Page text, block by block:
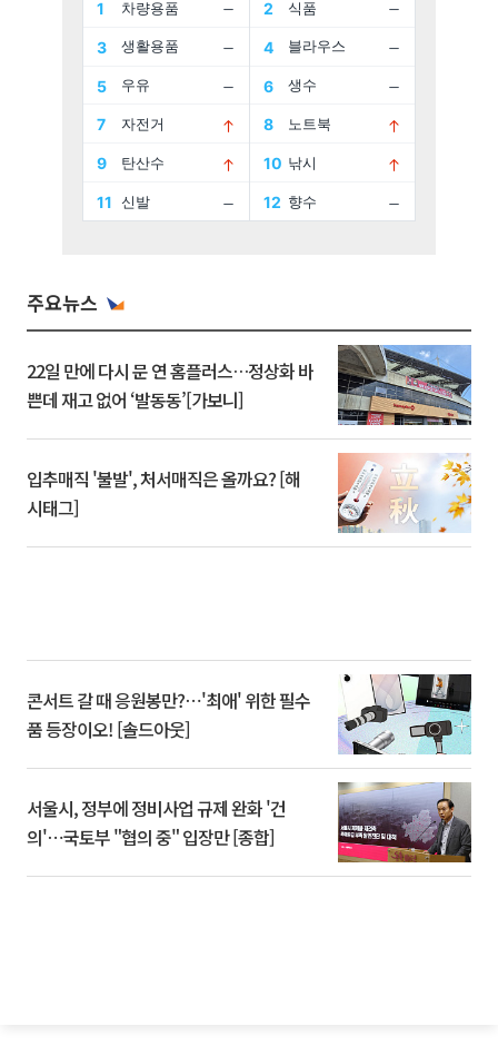
주요뉴스
22일 만에 다시 문 연 홈플러스…정상화 바
쁜데 재고 없어 ‘발동동’[가보니]
입추매직 '불발', 처서매직은 올까요? [해
시태그]
콘서트 갈 때 응원봉만?⋯'최애' 위한 필수
품 등장이오! [솔드아웃]
서울시, 정부에 정비사업 규제 완화 '건
의'⋯국토부 "협의 중" 입장만 [종합]